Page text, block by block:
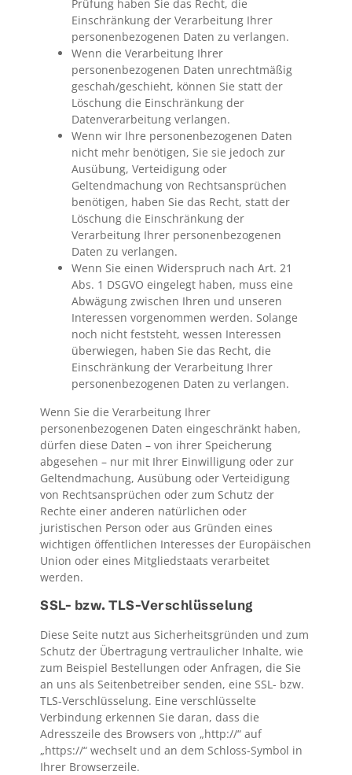
Prüfung haben Sie das Recht, die
Einschränkung der Verarbeitung Ihrer
personenbezogenen Daten zu verlangen.
Wenn die Verarbeitung Ihrer
personenbezogenen Daten unrechtmäßig
geschah/geschieht, können Sie statt der
Löschung die Einschränkung der
Datenverarbeitung verlangen.
Wenn wir Ihre personenbezogenen Daten
nicht mehr benötigen, Sie sie jedoch zur
Ausübung, Verteidigung oder
Geltendmachung von Rechtsansprüchen
benötigen, haben Sie das Recht, statt der
Löschung die Einschränkung der
Verarbeitung Ihrer personenbezogenen
Daten zu verlangen.
Wenn Sie einen Widerspruch nach Art. 21
Abs. 1 DSGVO eingelegt haben, muss eine
Abwägung zwischen Ihren und unseren
Interessen vorgenommen werden. Solange
noch nicht feststeht, wessen Interessen
überwiegen, haben Sie das Recht, die
Einschränkung der Verarbeitung Ihrer
personenbezogenen Daten zu verlangen.
Wenn Sie die Verarbeitung Ihrer
personenbezogenen Daten eingeschränkt haben,
dürfen diese Daten – von ihrer Speicherung
abgesehen – nur mit Ihrer Einwilligung oder zur
Geltendmachung, Ausübung oder Verteidigung
von Rechtsansprüchen oder zum Schutz der
Rechte einer anderen natürlichen oder
juristischen Person oder aus Gründen eines
wichtigen öffentlichen Interesses der Europäischen
Union oder eines Mitgliedstaats verarbeitet
werden.
SSL- bzw. TLS-Verschlüsselung
Diese Seite nutzt aus Sicherheitsgründen und zum
Schutz der Übertragung vertraulicher Inhalte, wie
zum Beispiel Bestellungen oder Anfragen, die Sie
an uns als Seitenbetreiber senden, eine SSL- bzw.
TLS-Verschlüsselung. Eine verschlüsselte
Verbindung erkennen Sie daran, dass die
Adresszeile des Browsers von „http://“ auf
„https://“ wechselt und an dem Schloss-Symbol in
Ihrer Browserzeile.